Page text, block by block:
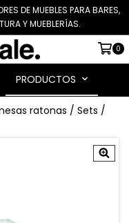
DE MUEBLES PARA BARES,
Y MUEBLERÍAS.
0
PRODUCTOS
ratonas / Sets /